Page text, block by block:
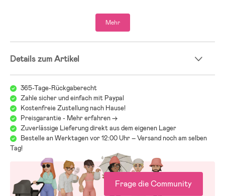
- Abnehmbare und verstellbare Fußschlaufen.
- Bündchen und Unterkante sind verstellbar.
- Elastische Bündchen mit Daumenlöchern.
- Getapte Nähte.
- Polyester, Nylon, Elastan.
Mehr
Details zum Artikel
365-Tage-Rückgaberecht
Zahle sicher und einfach mit Paypal
Kostenfreie Zustellung nach Hause!
Preisgarantie - Mehr erfahren ->
Zuverlässige Lieferung direkt aus dem eigenen Lager
Bestelle an Werktagen vor 12:00 Uhr – Versand noch am selben
Tag!
Frage die Community